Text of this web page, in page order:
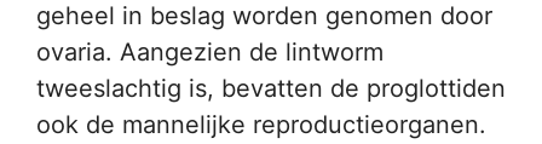
geheel in beslag worden genomen door
ovaria. Aangezien de lintworm
tweeslachtig is, bevatten de proglottiden
ook de mannelijke reproductieorganen.